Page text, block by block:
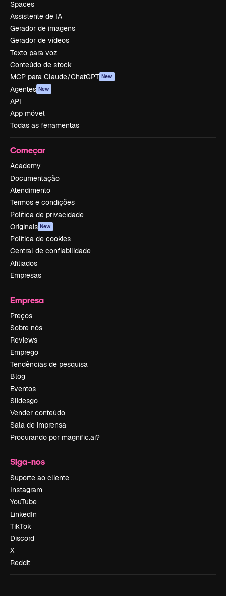
Spaces
Assistente de IA
Gerador de imagens
Gerador de vídeos
Texto para voz
Conteúdo de stock
MCP para Claude/ChatGPT New
Agentes New
API
App móvel
Todas as ferramentas
Começar
Academy
Documentação
Atendimento
Termos e condições
Política de privacidade
Originais New
Política de cookies
Central de confiabilidade
Afiliados
Empresas
Empresa
Preços
Sobre nós
Reviews
Emprego
Tendências de pesquisa
Blog
Eventos
Slidesgo
Vender conteúdo
Sala de imprensa
Procurando por magnific.ai?
Siga-nos
Suporte ao cliente
Instagram
YouTube
LinkedIn
TikTok
Discord
X
Reddit